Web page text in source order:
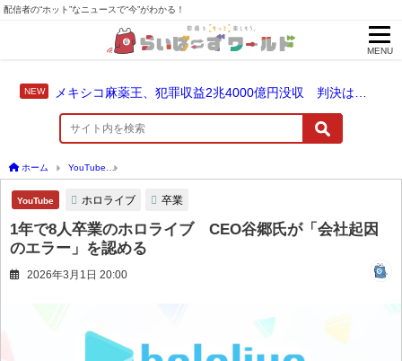
配信者の“ホット”なニュースで“今”がわかる！
MENU
ホーム YouTube
YouTube ホロライブ 卒業
1年で8人卒業のホロライブ CEO谷郷氏が「会社起因
のエラー」を認める
2026年3月1日 20:00